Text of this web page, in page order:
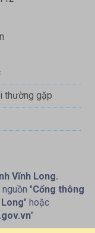
thường gặp
Vĩnh Long.
"Cổng thông
" hoặc
"